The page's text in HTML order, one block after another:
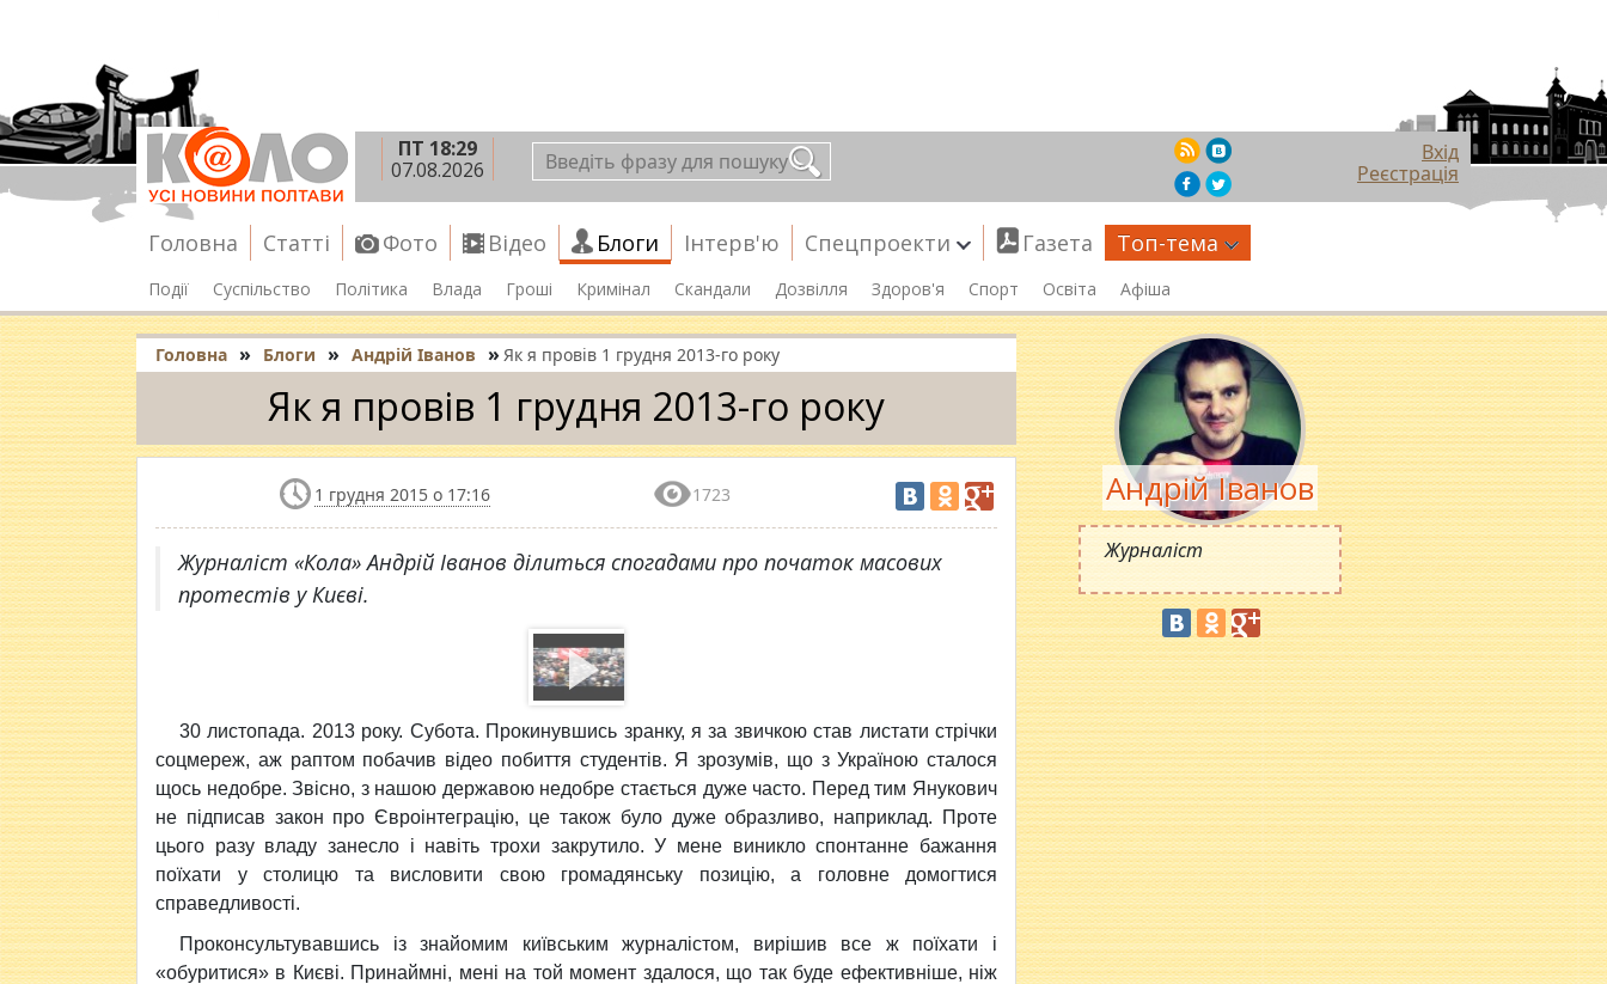
ПТ 18:29
07.08.2026
Вхід
Реєстрація
Головна Статті Фото Відео Блоги Інтерв'ю Спецпроекти Газета Топ-тема
Події Суспільство Політика Влада Гроші Кримінал Скандали Дозвілля Здоров'я Спорт Освіта Афіша
Головна » Блоги » Андрій Іванов » Як я провів 1 грудня 2013-го року
Як я провів 1 грудня 2013-го року
1 грудня 2015 о 17:16 1723
Журналіст «Кола» Андрій Іванов ділиться спогадами про початок масових
протестів у Києві.
30 листопада. 2013 року. Субота. Прокинувшись зранку, я за звичкою став листати стрічки
соцмереж, аж раптом побачив відео побиття студентів. Я зрозумів, що з Україною сталося
щось недобре. Звісно, з нашою державою недобре стається дуже часто. Перед тим Янукович
не підписав закон про Євроінтеграцію, це також було дуже образливо, наприклад. Проте
цього разу владу занесло і навіть трохи закрутило. У мене виникло спонтанне бажання
поїхати у столицю та висловити свою громадянську позицію, а головне домогтися
справедливості.
Проконсультувавшись із знайомим київським журналістом, вирішив все ж поїхати і
«обуритися» в Києві. Принаймні, мені на той момент здалося, що так буде ефективніше, ніж
Андрій Іванов
Журналіст